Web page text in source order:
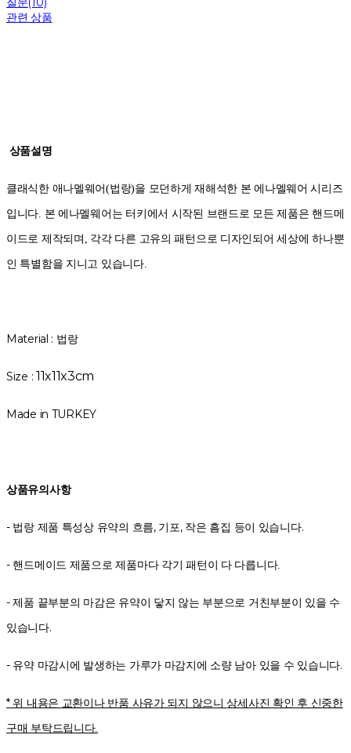
관련 상품
상품설명
클래식한 애나멜웨어(법랑)을 모던하게 재해석한 본 에나멜웨어 시리즈
입니다. 본 에나멜웨어는 터키에서 시작된 브랜드로 모든 제품은 핸드메
이드로 제작되며, 각각 다른 고유의 패턴으로 디자인되어 세상에 하나뿐
인 특별함을 지니고 있습니다.
Material : 법랑
Size :11x11x3cm
Made in TURKEY
상품유의사항
- 법랑 제품 특성상 유약의 흐름, 기포, 작은 흠집 등이 있습니다.
- 핸드메이드 제품으로 제품마다 각기 패턴이 다 다릅니다.
- 제품 끝부분의 마감은 유약이 닿지 않는 부분으로 거친부분이 있을 수
있습니다.
- 유약 마감시에 발생하는 가루가 마감지에 소량 남아 있을 수 있습니다.
* 위 내용은 교환이나 반품 사유가 되지 않으니상세사진 확인 후 신중한
구매 부탁드립니다.